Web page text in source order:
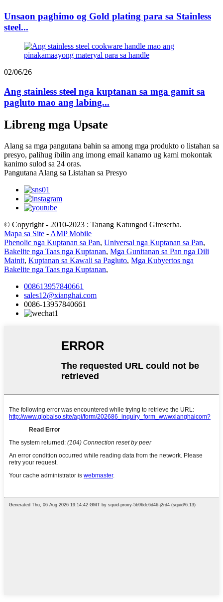
Unsaon paghimo og Gold plating para sa Stainless
steel...
02/06/26
Ang stainless steel nga kuptanan sa mga gamit sa
pagluto mao ang labing...
Libreng mga Upsate
Alang sa mga pangutana bahin sa among mga produkto o listahan sa
presyo, palihug ibilin ang imong email kanamo ug kami mokontak
kanimo sulod sa 24 oras.
Pangutana Alang sa Listahan sa Presyo
© Copyright - 2010-2023 : Tanang Katungod Gireserba.
Mapa sa Site - AMP Mobile
Phenolic nga Kuptanan sa Pan, Universal nga Kuptanan sa Pan,
Bakelite nga Taas nga Kuptanan, Mga Gunitanan sa Pan nga Dili
Mainit, Kuptanan sa Kawali sa Pagluto, Mga Kubyertos nga
Bakelite nga Taas nga Kuptanan,
008613957840661
sales12@xianghai.com
0086-13957840661